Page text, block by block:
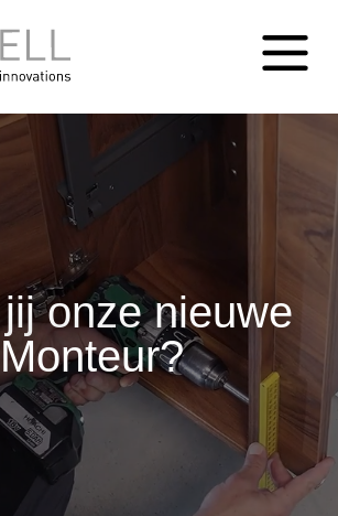
onze nieuwe
Monteur?